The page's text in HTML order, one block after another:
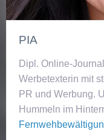
PIA
Dipl. Online-
Werbetexterin mit
PR und Werbung.
Hummeln im